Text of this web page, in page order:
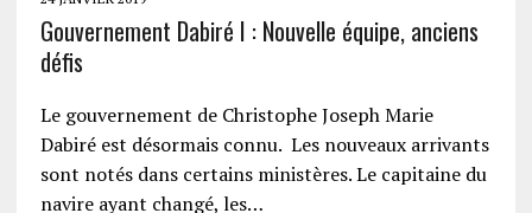
Gouvernement Dabiré I : Nouvelle équipe, anciens
défis
Le gouvernement de Christophe Joseph Marie
Dabiré est désormais connu. Les nouveaux arrivants
sont notés dans certains ministères. Le capitaine du
navire ayant changé, les…